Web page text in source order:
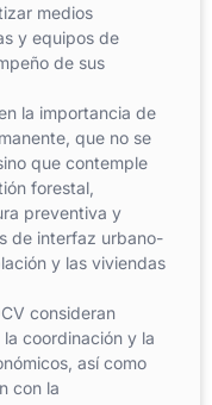
medios
y equipos de
de sus
la importancia de
que no se
que contemple
forestal,
preventiva y
de interfaz urbano-
y las viviendas
consideran
coordinación y la
así como
con la